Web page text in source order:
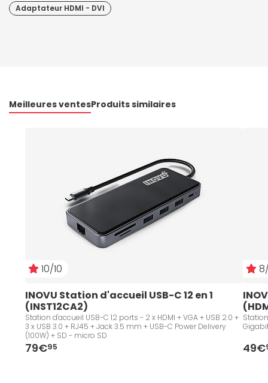
Adaptateur HDMI - DVI
Meilleures ventesProduits similaires
10/10
INOVU Station d'accueil USB-C 12 en 1
(INST12CA2)
Station d'accueil USB-C 12 ports - 2 x HDMI + VGA + USB 2.0 +
3 x USB 3.0 + RJ45 + Jack 3.5 mm + USB-C Power Delivery
(100W) + SD - micro SD
79€95 49€